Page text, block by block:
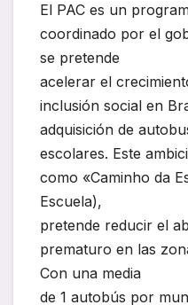
El PAC es un
coordinado por el
se pretende
acelerar el
inclusión social en
adquisición de
escolares. Este
como «Caminho da
Escuela),
pretende reducir el
prematuro en las
Con una media
de 1 autobús por